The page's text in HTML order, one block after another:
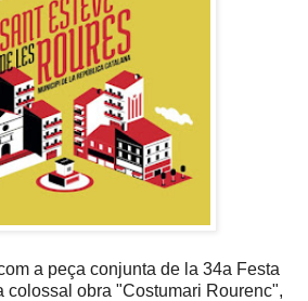
a peça conjunta de la 34a Festa
colossal obra "Costumari Rourenc",